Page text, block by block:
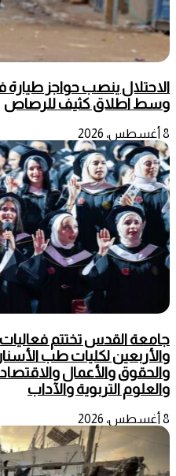
الاحتلال ينصب حواجز
وسط اطلاق كثيف للرصاص
8 أغسطس، 2026
جامعة القدس تختتم
والأربعين لكليات طب
والحقوق والأعمال والاقتصاد
والعلوم التربوية والآداب
8 أغسطس، 2026